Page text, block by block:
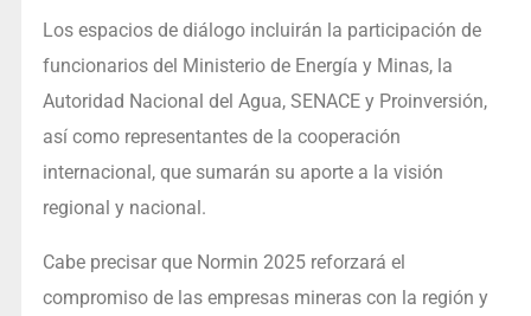
Los espacios de diálogo incluirán la participación de
funcionarios del Ministerio de Energía y Minas, la
Autoridad Nacional del Agua, SENACE y Proinversión,
así como representantes de la cooperación
internacional, que sumarán su aporte a la visión
regional y nacional.
Cabe precisar que Normin 2025 reforzará el
compromiso de las empresas mineras con la región y